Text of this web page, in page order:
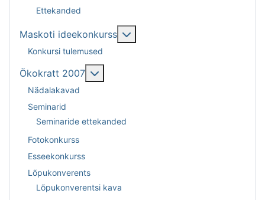
Ettekanded
Maskoti ideekonkurss
Konkursi tulemused
Ökokratt 2007
Nädalakavad
Seminarid
Seminaride ettekanded
Fotokonkurss
Esseekonkurss
Lõpukonverents
Lõpukonverentsi kava